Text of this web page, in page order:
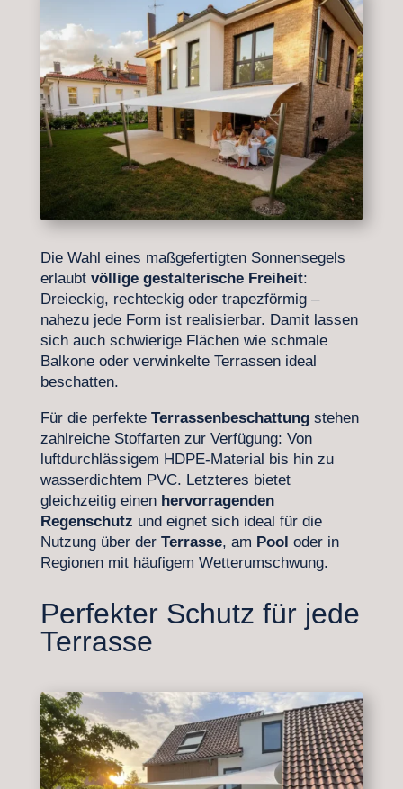
Die Wahl eines maßgefertigten Sonnensegels
erlaubt völlige gestalterische Freiheit:
Dreieckig, rechteckig oder trapezförmig –
nahezu jede Form ist realisierbar. Damit lassen
sich auch schwierige Flächen wie schmale
Balkone oder verwinkelte Terrassen ideal
beschatten.
Für die perfekte Terrassenbeschattungstehen
zahlreiche Stoffarten zur Verfügung: Von
luftdurchlässigem HDPE-Material bis hin zu
wasserdichtem PVC. Letzteres bietet
gleichzeitig einen hervorragenden
Regenschutz und eignet sich ideal für die
Nutzung über der Terrasse, am Pool oder in
Regionen mit häufigem Wetterumschwung.
Perfekter Schutz für jede
Terrasse